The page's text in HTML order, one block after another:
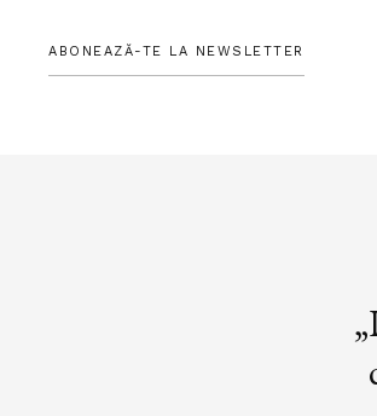
ABONEAZĂ-TE LA NEWSLETTER